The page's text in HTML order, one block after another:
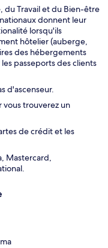
du Travail et du Bien-être
donnent leur
lorsqu'ils
hôtelier (auberge,
des hébergements
passeports des clients
d'ascenseur.
vous trouverez un
de crédit et les
Mastercard,